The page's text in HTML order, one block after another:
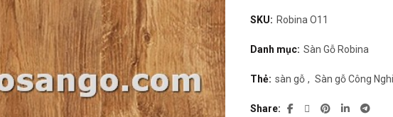
SKU: Robina O11
Danh mục: Sàn Gỗ Robina
Thẻ: sàn gỗ , Sàn gỗ Công
Share